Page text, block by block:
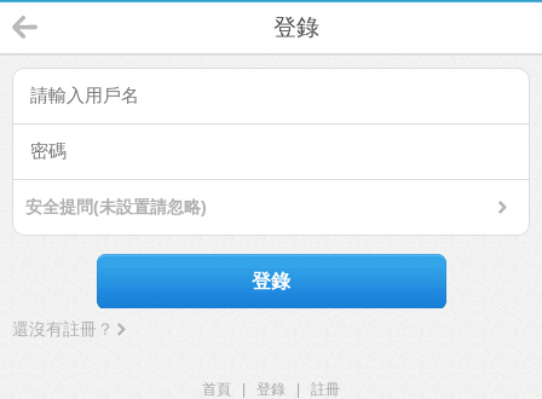
登錄
安全提問(未設置請忽略)
登錄
還沒有註冊？
首頁 登錄
註冊